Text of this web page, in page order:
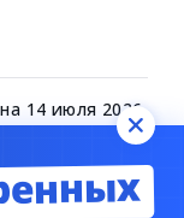
14 июля 2026